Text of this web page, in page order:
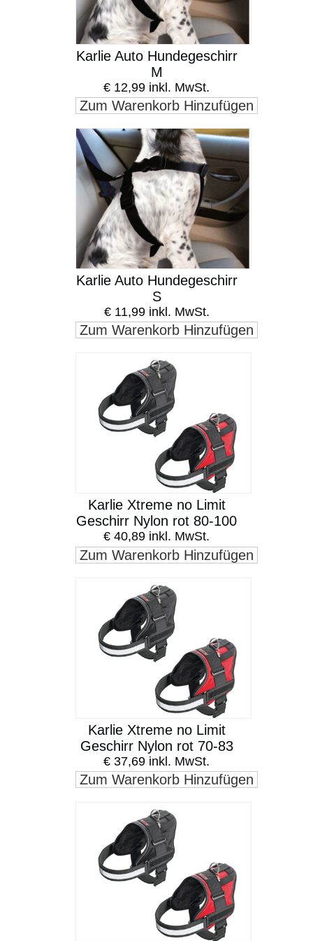
Karlie Auto Hundegeschirr
M
€ 12,99 inkl. MwSt.
Zum Warenkorb Hinzufügen
Karlie Auto Hundegeschirr
S
€ 11,99 inkl. MwSt.
Zum Warenkorb Hinzufügen
Karlie Xtreme no Limit
Geschirr Nylon rot 80-100
€ 40,89 inkl. MwSt.
Zum Warenkorb Hinzufügen
Karlie Xtreme no Limit
Geschirr Nylon rot 70-83
€ 37,69 inkl. MwSt.
Zum Warenkorb Hinzufügen